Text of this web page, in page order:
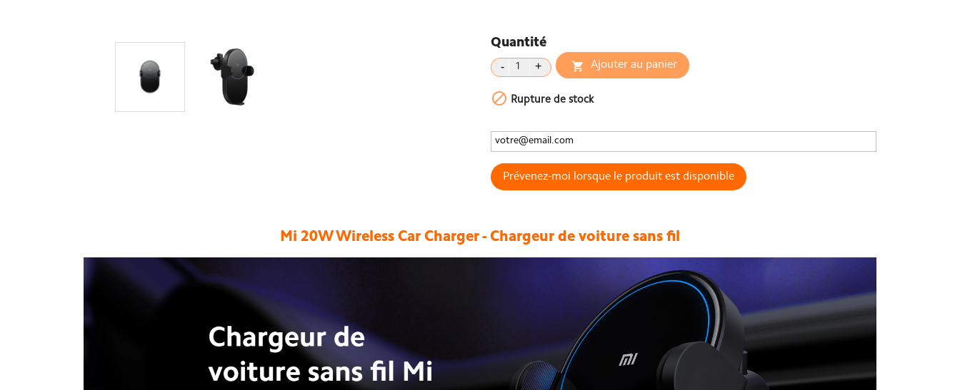
Quantité
 Ajouter au panier
 Rupture de stock
Prévenez-moi lorsque le produit est disponible
Mi 20W Wireless Car Charger - Chargeur de voiture sans fil